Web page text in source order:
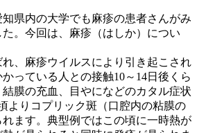
県内の大学でも麻疹の患者さんがみ
。今回は、麻疹（はしか）につい
、麻疹ウイルスにより引き起こされ
っている人との接触10～14日後くら
膜の充血、目やになどのカタル症状
よりコプリック斑（口腔内の粘膜の
ます。典型例ではこの頃に一時熱が